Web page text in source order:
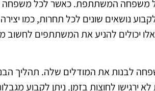
משפחה המשתתפת. כאשר לכל משפחה
נושאים שונים לכל תחרות, כמו
יכולים להניע את המשתתפים לחשוב
לבנות את המודלים שלה. תהליך
ירגישו לחוצות בזמן. ניתן לקבוע